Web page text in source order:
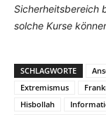
Sicherheitsbereich
solche Kurse
SCHLAGWORTE
Extremismus
Hisbollah